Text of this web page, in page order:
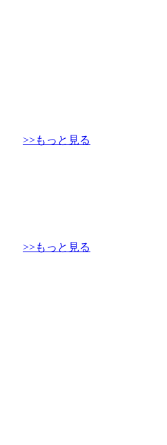
>>もっと見る
>>もっと見る